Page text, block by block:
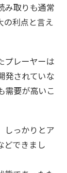
み取りも通常
の利点と言え
プレーヤーは
発されていな
需要が高いこ
しっかりとア
どできまし